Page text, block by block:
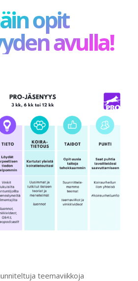
opit
avulla!
teemaviikkoja